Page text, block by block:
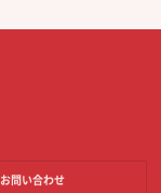
お問い合わせ